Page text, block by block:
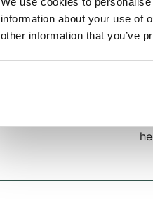
information about your use of
other information that you’ve